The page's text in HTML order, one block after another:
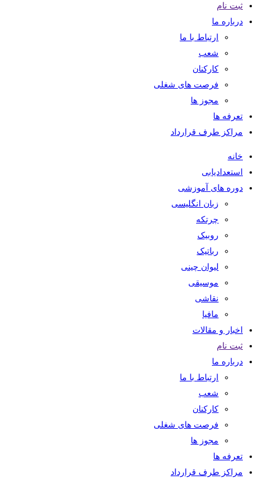
ثبت نام
درباره ما
ارتباط با ما
شعب
کارکنان
فرصت های شغلی
مجوز ها
تعرفه ها
مراکز طرف قرارداد
خانه
استعدادیابی
دوره های آموزشی
زبان انگلیسی
چرتکه
روبیک
رباتیک
لیوان چینی
موسیقی
نقاشی
مافیا
اخبار و مقالات
ثبت نام
درباره ما
ارتباط با ما
شعب
کارکنان
فرصت های شغلی
مجوز ها
تعرفه ها
مراکز طرف قرارداد